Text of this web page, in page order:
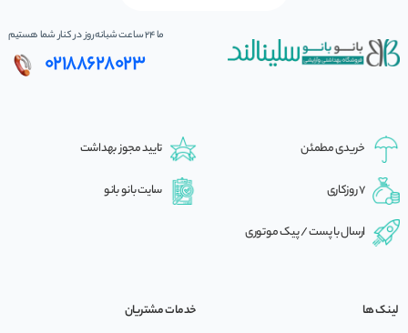
ما 24 ساعت شبانه‌روز در کنار شما هستیم
02188628023
خریدی مطمئن تایید مجوز بهداشت
7 روزکاری سایت بانو بانو
ارسال با پست / پیک موتوری
لینک ها
خدمات مشتریان